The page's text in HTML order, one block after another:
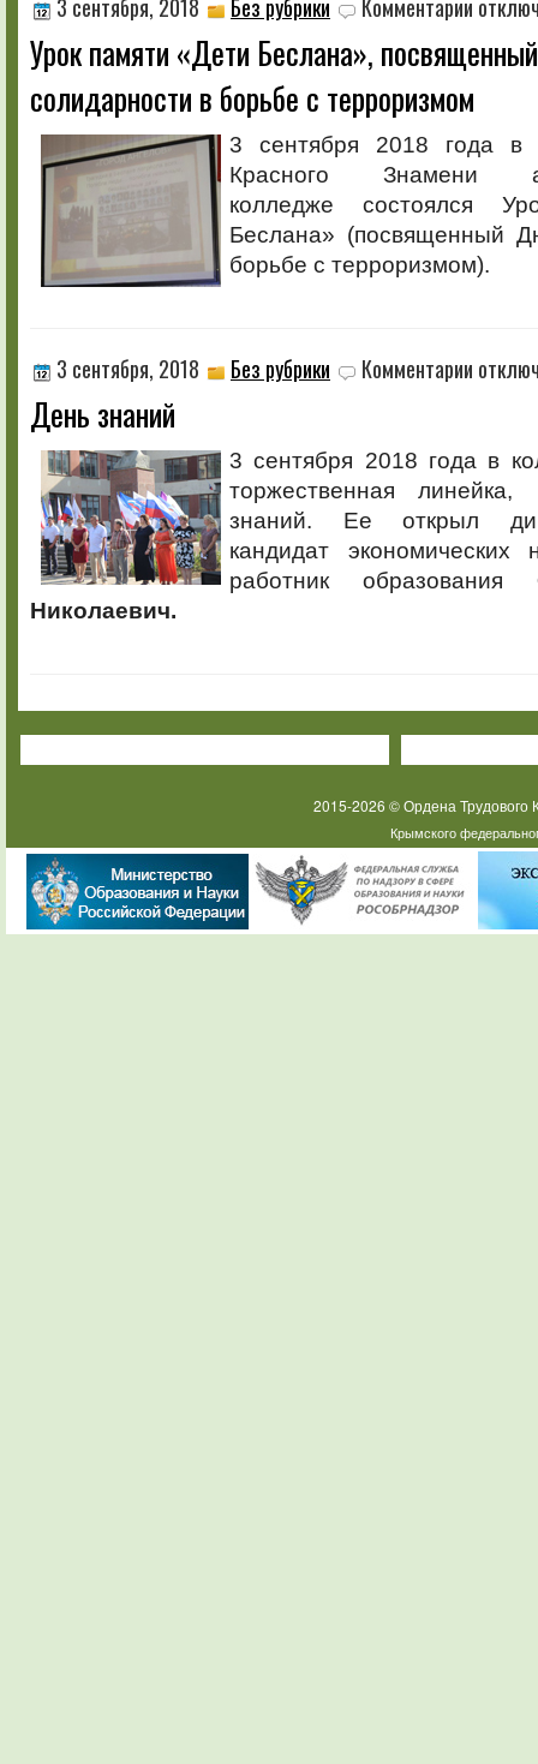
3 сентября, 2018 Без рубрики Комментарии записи
Урок
памяти
Беслана»,
Дню
борьбе
с
Урок памяти «Дети Беслана»,
солидарности в борьбе с терроризмом
3 сентября 2018 года в
Красного Знамени
колледже состоялся
Беслана» (посвященный
борьбе с терроризмом).
3 сентября, 2018 Без рубрики Комментарии записи
День знаний
3 сентября 2018 года в
торжественная
знаний. Ее открыл
кандидат экономических
работник образования
Николаевич.
2015-2026 © Ордена
Крымского